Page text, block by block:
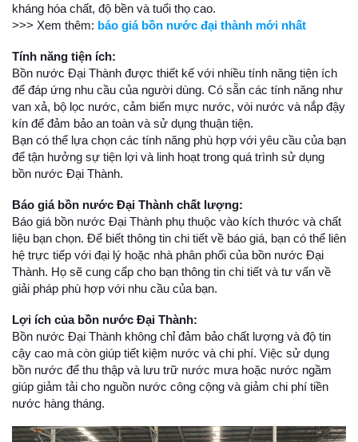
kháng hóa chất, độ bền và tuổi thọ cao.
>>> Xem thêm: báo giá bồn nước đại thành mới nhất
Tính năng tiện ích:
Bồn nước Đại Thành được thiết kế với nhiều tính năng tiện ích
để đáp ứng nhu cầu của người dùng. Có sẵn các tính năng như
van xả, bộ lọc nước, cảm biến mực nước, vòi nước và nắp đậy
kín để đảm bảo an toàn và sử dụng thuận tiện.
Bạn có thể lựa chọn các tính năng phù hợp với yêu cầu của bạn
để tận hưởng sự tiện lợi và linh hoạt trong quá trình sử dụng
bồn nước Đại Thành.
Báo giá bồn nước Đại Thành chất lượng:
Báo giá bồn nước Đại Thành phụ thuộc vào kích thước và chất
liệu bạn chọn. Để biết thông tin chi tiết về báo giá, bạn có thể liên
hệ trực tiếp với đại lý hoặc nhà phân phối của bồn nước Đại
Thành. Họ sẽ cung cấp cho bạn thông tin chi tiết và tư vấn về
giải pháp phù hợp với nhu cầu của bạn.
Lợi ích của bồn nước Đại Thành:
Bồn nước Đại Thành không chỉ đảm bảo chất lượng và độ tin
cậy cao mà còn giúp tiết kiệm nước và chi phí. Việc sử dụng
bồn nước để thu thập và lưu trữ nước mưa hoặc nước ngầm
giúp giảm tải cho nguồn nước công cộng và giảm chi phí tiền
nước hàng tháng.